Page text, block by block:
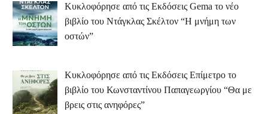
Κυκλοφόρησε από τις Εκδόσεις Gema το νέο
βιβλίο του Ντάγκλας Σκέλτον “Η μνήμη των
οστών”
Κυκλοφόρησε από τις Εκδόσεις Επίμετρο το
βιβλίο του Κωνσταντίνου Παπαγεωργίου “Θα με
βρεις στις ανηφόρες”